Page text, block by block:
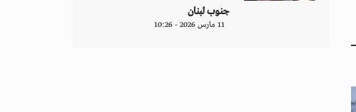
جنوب لبنان
11 مارس 2026 - 10:26